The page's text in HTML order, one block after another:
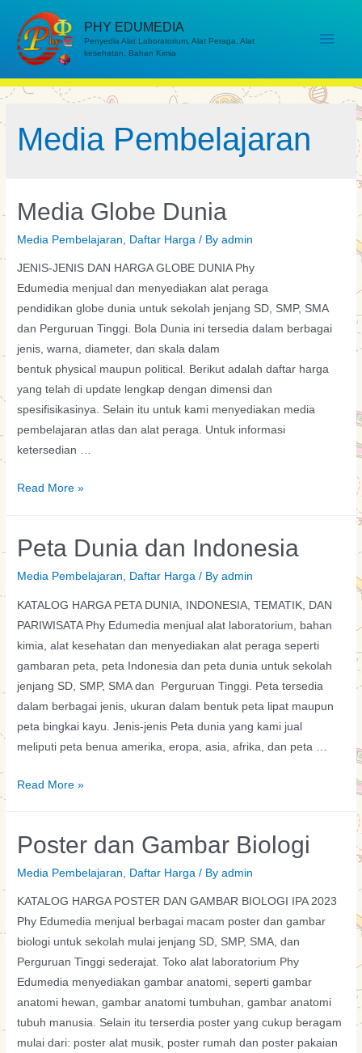
content
PHY EDUMEDIA
Penyedia Alat Laboratorium, Alat Peraga, Alat
kesehatan, Bahan Kimia
Main
Media Pembelajaran
Media Globe Dunia
Media Pembelajaran Daftar Harga / Byadmin
JENIS-JENIS DAN HARGA GLOBE DUNIA Phy
Edumedia menjual dan menyediakan alat peraga
pendidikan globe dunia untuk sekolah jenjang SD, SMP, SMA
dan Perguruan Tinggi. Bola Dunia ini tersedia dalam berbagai
jenis, warna, diameter, dan skala dalam
bentuk physical maupun political. Berikut adalah daftar harga
yang telah di update lengkap dengan dimensi dan
spesifisikasinya. Selain itu untuk kami menyediakan media
pembelajaran atlas dan alat peraga. Untuk informasi
ketersedian …
Media
Read More »
Peta Dunia dan Indonesia
Media Pembelajaran, Daftar Harga / Byadmin
KATALOG HARGA PETA DUNIA, INDONESIA, TEMATIK, DAN
PARIWISATA Phy Edumedia menjual alat laboratorium, bahan
kimia, alat kesehatan dan menyediakan alat peraga seperti
gambaran peta, peta Indonesia dan peta dunia untuk sekolah
jenjang SD, SMP, SMA dan Perguruan Tinggi. Peta tersedia
dalam berbagai jenis, ukuran dalam bentuk peta lipat maupun
peta bingkai kayu. Jenis-jenis Peta dunia yang kami jual
meliputi peta benua amerika, eropa, asia, afrika, dan peta …
Peta
Indonesia
Read More »
Poster dan Gambar Biologi
Media Pembelajaran Daftar Harga / Byadmin
KATALOG HARGA POSTER DAN GAMBAR BIOLOGI IPA 2023
Phy Edumedia menjual berbagai macam poster dan gambar
biologi untuk sekolah mulai jenjang SD, SMP, SMA, dan
Perguruan Tinggi sederajat. Toko alat laboratorium Phy
Edumedia menyediakan gambar anatomi, seperti gambar
anatomi hewan, gambar anatomi tumbuhan, gambar anatomi
tubuh manusia. Selain itu terserdia poster yang cukup beragam
mulai dari: poster alat musik, poster rumah dan poster pakaian